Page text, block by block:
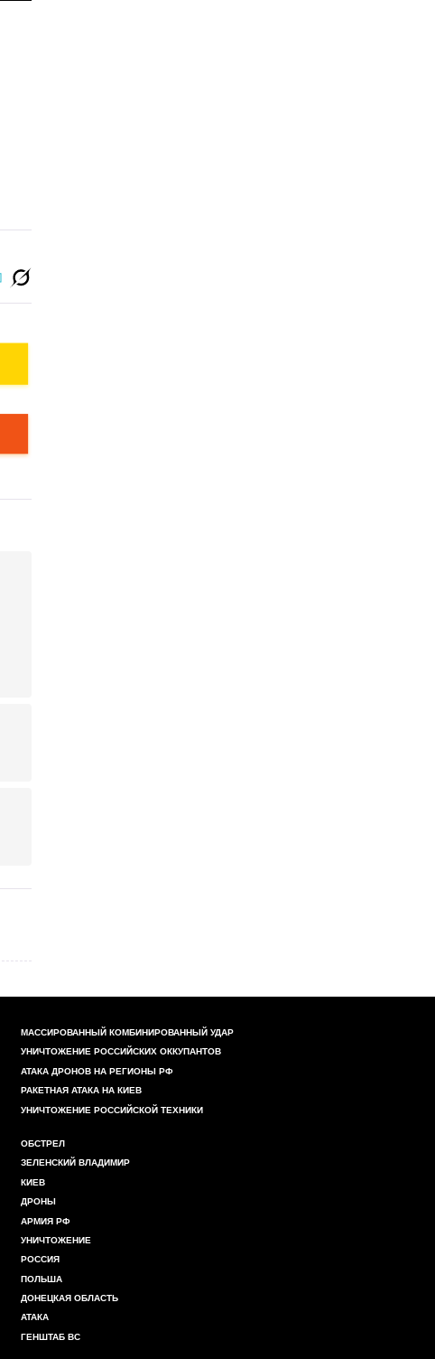
МАССИРОВАННЫЙ КОМБИНИРОВАННЫЙ УДАР
УНИЧТОЖЕНИЕ РОССИЙСКИХ ОККУПАНТОВ
АТАКА ДРОНОВ НА РЕГИОНЫ РФ
РАКЕТНАЯ АТАКА НА КИЕВ
УНИЧТОЖЕНИЕ РОССИЙСКОЙ ТЕХНИКИ
ОБСТРЕЛ
ЗЕЛЕНСКИЙ ВЛАДИМИР
КИЕВ
ДРОНЫ
АРМИЯ РФ
УНИЧТОЖЕНИЕ
РОССИЯ
ПОЛЬША
ДОНЕЦКАЯ ОБЛАСТЬ
АТАКА
ГЕНШТАБ ВС